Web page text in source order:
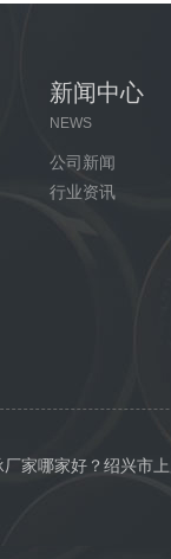
新闻中心
NEWS
公司新闻
行业资讯
家哪家好？绍兴市